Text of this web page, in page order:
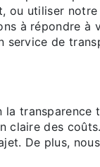
ou utiliser notre
à répondre à
service de
la transparence
claire des
De plus,